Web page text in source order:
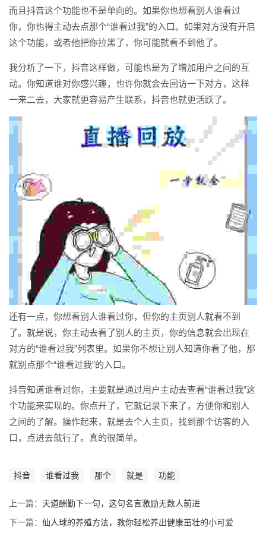
而且抖音这个功能也不是单向的。如果你也想看别人谁看过
你，你也得主动去点那个“谁看过我”的入口。如果对方没有开启
这个功能，或者他把你拉黑了，你可能就看不到他了。
我分析了一下，抖音这样做，可能也是为了增加用户之间的互
动。你知道谁对你感兴趣，也许你就会去回访一下对方，这样
一来二去，大家就更容易产生联系，抖音也就更活跃了。
还有一点，你想看别人谁看过你，但你的主页别人就看不到
了。就是说，你主动去看了别人的主页，你的信息就会出现在
对方的“谁看过我”列表里。如果你不想让别人知道你看了他，那
就别点那个“谁看过我”的入口。
抖音知道谁看过你，主要就是通过用户主动去查看“谁看过我”这
个功能来实现的。你点开了，它就记录下来了，方便你和别人
之间的了解。操作起来，就是去个人主页，找到那个访客的入
口，点进去就行了。真的很简单。
抖音 谁看过我 那个 就是 功能
上一篇： 天道酬勤下一句，这句名言激励无数人前进
下一篇： 仙人球的养殖方法，教你轻松养出健康茁壮的小可爱